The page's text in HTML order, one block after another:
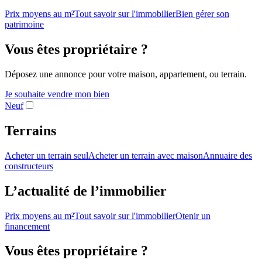
Prix moyens au m²Tout savoir sur l'immobilierBien gérer son
patrimoine
Vous êtes propriétaire ?
Déposez une annonce pour votre maison, appartement, ou terrain.
Je souhaite vendre mon bien
Neuf
Terrains
Acheter un terrain seulAcheter un terrain avec maisonAnnuaire des
constructeurs
L’actualité de l’immobilier
Prix moyens au m²Tout savoir sur l'immobilierOtenir un
financement
Vous êtes propriétaire ?